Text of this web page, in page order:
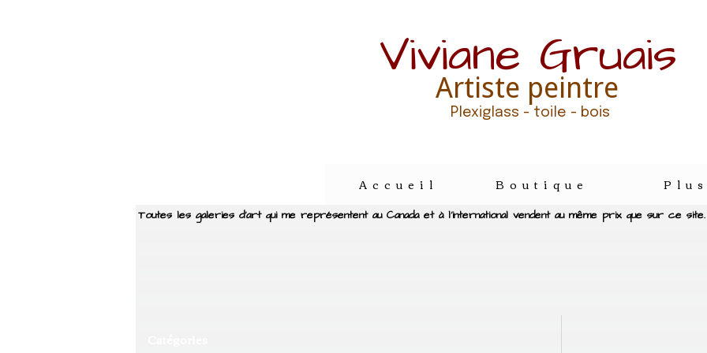
Viviane Gruais
Artiste peintre
Plexiglass - toile - bois
Accueil Boutique
Toutes les galeries d'art qui me représentent au Canada et à l'international vendent au même prix que sur ce site.